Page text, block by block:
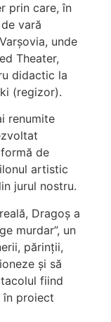
prin care, în
vară
unde
Theater,
didactic la
(regizor).
renumite
de
artistic
jurul nostru.
Dragoș a
murdar”, un
părinții,
și să
fiind
în proiect